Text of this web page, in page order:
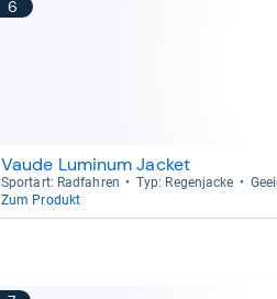
6
Vaude Luminum Jacket
Sport­art: Rad­fah­ren Typ: Regen­ja­cke
Zum Produkt